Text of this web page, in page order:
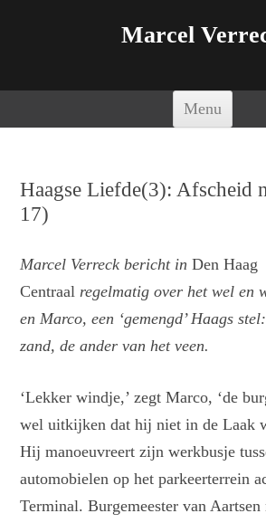
Marcel
Menu
Haagse Liefde(3): Afscheid
17)
Marcel Verreck bericht inDen Haag
Centraal regelmatig over het wel en
en Marco, een ‘gemengd’ Haags
zand, de ander van het veen.
‘Lekker windje,’ zegt Marco, ‘de
wel uitkijken dat hij niet in de Laak
Hij manoeuvreert zijn werkbusje
automobielen op het parkeerterrein
Terminal. Burgemeester van Aartsen